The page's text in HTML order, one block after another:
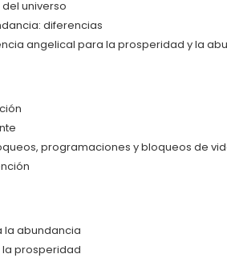
universo
diferencias
angelical para la prosperidad y la
programaciones y bloqueos de
la abundancia
la prosperidad